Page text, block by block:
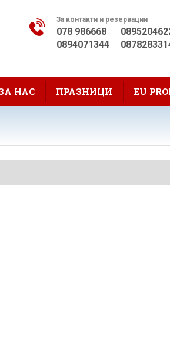
За контакти и резервации
078 986668
0894071344
НАС ПРАЗНИЦИ EU